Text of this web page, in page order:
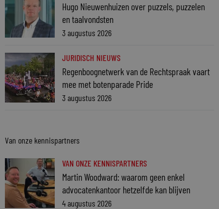
Hugo Nieuwenhuizen over puzzels, puzzelen
en taalvondsten
3 augustus 2026
JURIDISCH NIEUWS
Regenboognetwerk van de Rechtspraak vaart
mee met botenparade Pride
3 augustus 2026
Van onze kennispartners
VAN ONZE KENNISPARTNERS
Martin Woodward: waarom geen enkel
advocatenkantoor hetzelfde kan blijven
4 augustus 2026